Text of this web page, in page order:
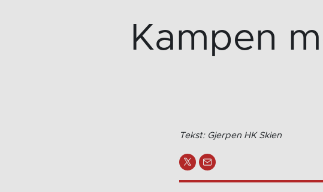
Kampen
Tekst: Gjerpen HK Skien